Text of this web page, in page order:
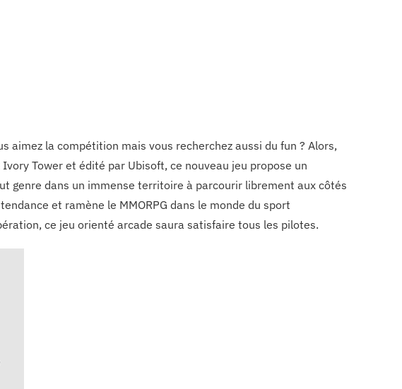
aimez la compétition mais vous recherchez aussi du fun ? Alors,
Tower et édité par Ubisoft, ce nouveau jeu propose un
genre dans un immense territoire à parcourir librement aux côtés
et ramène le MMORPG dans le monde du sport
ce jeu orienté arcade saura satisfaire tous les pilotes.